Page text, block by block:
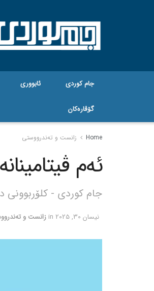
جام کوردی ئابووری
گۆڤاره‌کان
Home زانست و تەندرووستی
ئەم
جام کوردی - کلۆربوونی
نیسان 30, 2025 in زانست و